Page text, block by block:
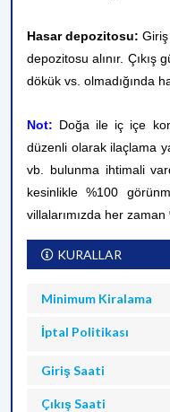
Hasar depozitosu: Giriş
depozitosu alınır. Çıkış
dökük vs. olmadığında
Not: Doğa ile iç içe
düzenli olarak ilaçlama
vb. bulunma ihtimali
kesinlikle %100
villalarımızda her zaman
KURALLAR
Minimum Kiralama
İptal Politikası
Giriş Saati
Çıkış Saati